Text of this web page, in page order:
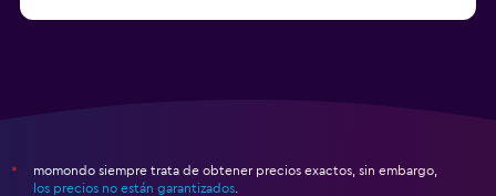
*
momondo siempre trata de obtener precios exactos, sin embargo,
los precios no están garantizados